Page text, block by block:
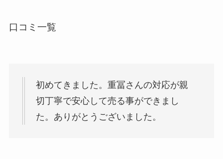
口コミ一覧
初めてきました。重冨さんの対応が親
切丁寧で安心して売る事ができまし
た。ありがとうございました。